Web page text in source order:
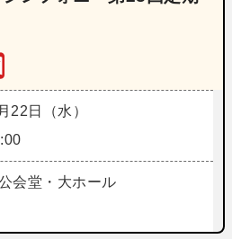
22日（水）
会堂・大ホール